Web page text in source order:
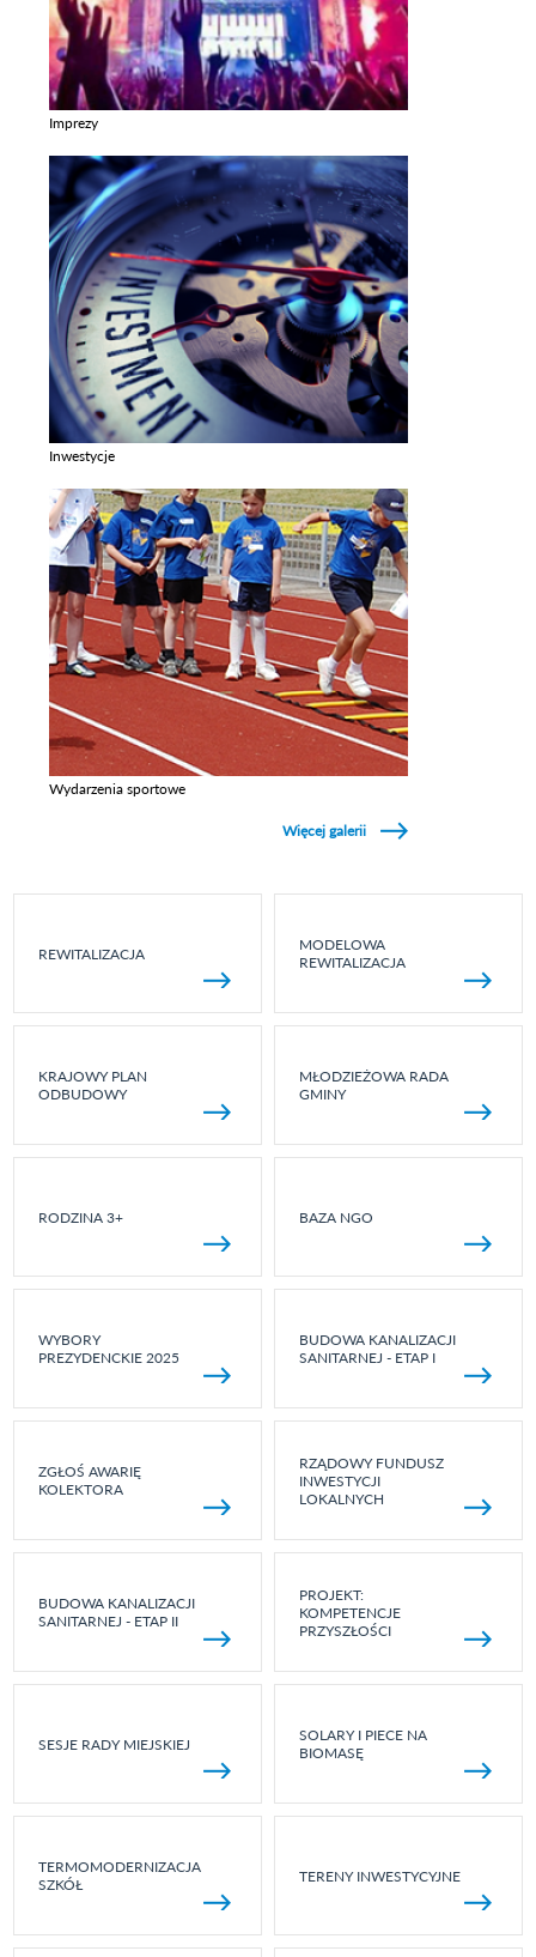
Imprezy
Inwestycje
Wydarzenia sportowe
Więcej galerii
REWITALIZACJA
MODELOWA
REWITALIZACJA
KRAJOWY PLAN
ODBUDOWY
MŁODZIEŻOWA RADA
GMINY
RODZINA 3+ BAZA NGO
WYBORY
PREZYDENCKIE 2025
BUDOWA KANALIZACJI
SANITARNEJ - ETAP I
ZGŁOŚ AWARIĘ
KOLEKTORA
RZĄDOWY FUNDUSZ
INWESTYCJI
LOKALNYCH
BUDOWA KANALIZACJI
SANITARNEJ - ETAP II
PROJEKT:
KOMPETENCJE
PRZYSZŁOŚCI
SESJE RADY MIEJSKIEJ
SOLARY I PIECE NA
BIOMASĘ
TERMOMODERNIZACJA
SZKÓŁ
TERENY INWESTYCYJNE